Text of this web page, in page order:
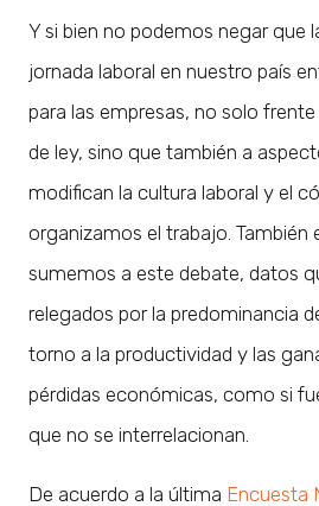
Y si bien no podemos negar que
jornada laboral en nuestro país
para las empresas, no solo
de ley, sino que también a
modifican la cultura laboral y el
organizamos el trabajo. También
sumemos a este debate, datos
relegados por la predominancia
torno a la productividad y las
pérdidas económicas, como si
que no se interrelacionan.
De acuerdo a la última Encuesta